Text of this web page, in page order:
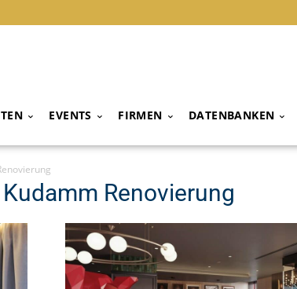
EVENTS FIRMEN DATENBANKEN
Renovierung